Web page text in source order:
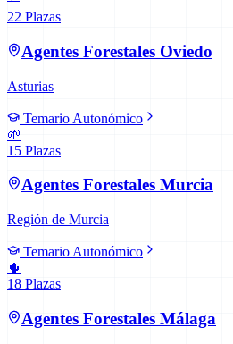
22 Plazas
Agentes Forestales Oviedo
Asturias
Temario Autonómico
🌱
15 Plazas
Agentes Forestales Murcia
Región de Murcia
Temario Autonómico
🌵
18 Plazas
Agentes Forestales Málaga